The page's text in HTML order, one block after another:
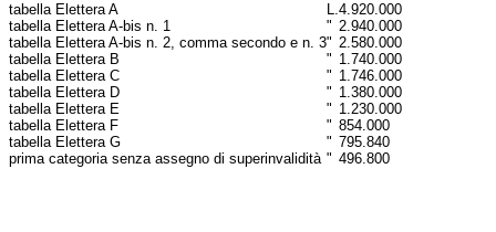
tabella E lettera A L.4.920.000
tabella E lettera A-bis n. 1 " 2.940.000
tabella E lettera A-bis n. 2, comma secondo e n. 3" 2.580.000
tabella E lettera B " 1.740.000
tabella E lettera C " 1.746.000
tabella E lettera D " 1.380.000
tabella E lettera E " 1.230.000
tabella E lettera F " 854.000
tabella E lettera G " 795.840
prima categoria senza assegno di superinvalidità " 496.800